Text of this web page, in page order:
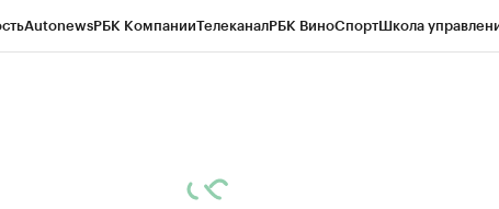
AutonewsРБК КомпанииТелеканалРБК ВиноСпортШкола